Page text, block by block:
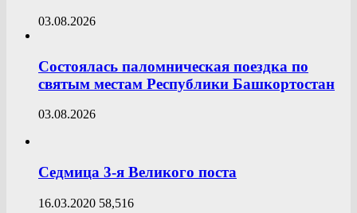
03.08.2026
Состоялась паломническая поездка по
святым местам Республики Башкортостан
03.08.2026
Седмица 3-я Великого поста
16.03.2020 58,516